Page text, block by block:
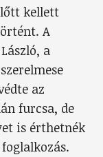
kellett
A
a
az
furcsa, de
is érthetnék